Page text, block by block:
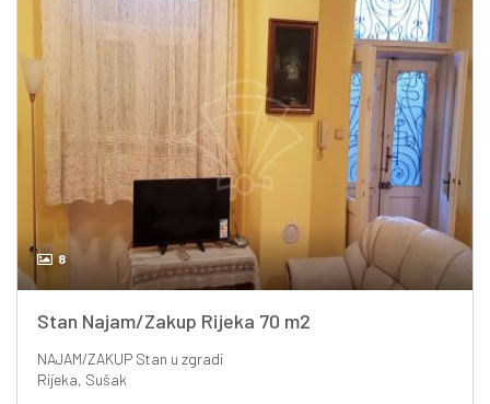
8
Stan Najam/Zakup Rijeka 70 m2
NAJAM/ZAKUPStan u zgradi
Rijeka, Sušak